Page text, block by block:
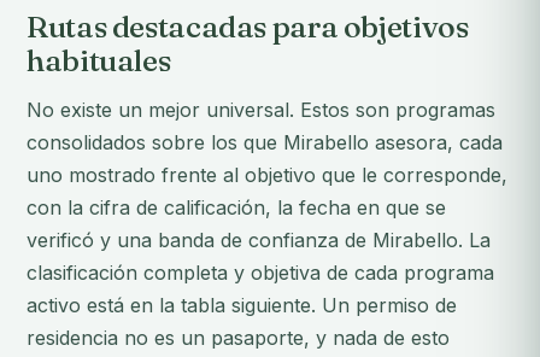
Rutas destacadas para objetivos
habituales
No existe un mejor universal. Estos son programas
consolidados sobre los que Mirabello asesora, cada
uno mostrado frente al objetivo que le corresponde,
con la cifra de calificación, la fecha en que se
verificó y una banda de confianza de Mirabello. La
clasificación completa y objetiva de cada programa
activo está en la tabla siguiente. Un permiso de
residencia no es un pasaporte, y nada de esto